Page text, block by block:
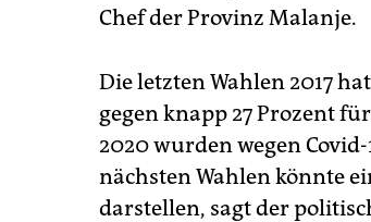
Chef der Provinz Malanje.
Die letzten Wahlen 2017
gegen knapp 27 Prozent
2020 wurden wegen
nächsten Wahlen könnte
darstellen, sagt der